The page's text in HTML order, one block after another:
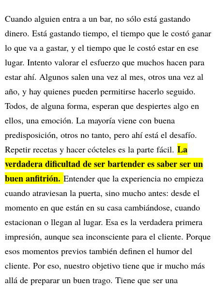
Cuando alguien entra a un bar, no sólo está gastando
dinero. Está gastando tiempo, el tiempo que le costó ganar
lo que va a gastar, y el tiempo que le costó estar en ese
lugar. Intento valorar el esfuerzo que muchos hacen para
estar ahí. Algunos salen una vez al mes, otros una vez al
año, y hay quienes pueden permitirse hacerlo seguido.
Todos, de alguna forma, esperan que despiertes algo en
ellos, una emoción. La mayoría viene con buena
predisposición, otros no tanto, pero ahí está el desafío.
Repetir recetas y hacer cócteles es la parte fácil. La
verdadera dificultad de ser bartender es saber ser un
buen anfitrión. Entender que la experiencia no empieza
cuando atraviesan la puerta, sino mucho antes: desde el
momento en que están en su casa cambiándose, cuando
estacionan o llegan al lugar. Esa es la verdadera primera
impresión, aunque sea inconsciente para el cliente. Porque
esos momentos previos también definen el humor del
cliente. Por eso, nuestro objetivo tiene que ir mucho más
allá de preparar un buen trago. Tiene que ser una